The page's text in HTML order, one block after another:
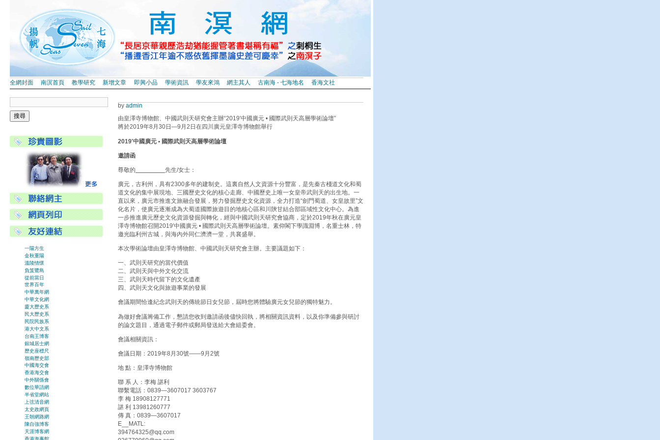
全網封面 南溟首頁 教學研究 新增文章 即興小品 學術資訊 學友來鴻 網主其人 古南海 - 七海地名 香海文社
by admin
由皇澤寺博物館、中國武則天研究會主辦“2019′中國廣元 • 國際武則天高層學術論壇”
將於2019年8月30日—9月2日在四川廣元皇澤寺博物館舉行
2019′中國廣元 • 國際武則天高層學術論壇
邀請函
尊敬的╴╴╴╴╴先生/女士：
廣元，古利州，具有2300多年的建制史。這裏自然人文資源十分豐富，是先秦古棧道文化和蜀
道文化的集中展現地、三國歷史文化的核心走廊、中國歷史上唯一女皇帝武則天的出生地。一
直以來，廣元市推進文旅融合發展，努力發掘歷史文化資源，全力打造“劍門蜀道、女皇故里”文
化名片，使廣元逐漸成為大蜀道國際旅遊目的地核心區和川陝甘結合部區域性文化中心。為進
一步推進廣元歷史文化資源發掘與轉化，經與中國武則天研究會協商，定於2019年秋在廣元皇
澤寺博物館召開2019′中國廣元 • 國際武則天高層學術論壇。素仰閣下學識淵博，名重士林，特
邀光臨利州古城，與海內外同仁濟濟一堂，共襄盛舉。
本次學術論壇由皇澤寺博物館、中國武則天研究會主辦。主要議題如下：
一、武則天研究的當代價值
二、武則天與中外文化交流
三、武則天時代留下的文化遺產
四、武則天文化與旅遊事業的發展
會議期間恰逢紀念武則天的傳統節日女兒節，屆時您將體驗廣元女兒節的獨特魅力。
為做好會議籌備工作，懇請您收到邀請函後儘快回執，將相關資訊資料，以及你準備參與研討
的論文題目，通過電子郵件或郵局發送給大會組委會。
會議相關資訊：
會議日期：2019年8月30號——9月2號
地 點：皇澤寺博物館
聯 系 人：李梅 諶利
聯繫電話：0839—3607017 3603767
李 梅 18908127771
諶 利 13981260777
傳 真：0839—3607017
E__MATL:
394764325@qq.com
一陽方生
金秋重陽
溫陵情懷
負笈鷺島
從前當日
世界百年
中華萬年網
中華文化網
廈大歷史系
民大歷史系
民院民族系
港大中文系
台南王博客
銀城居士網
歷史座標尺
嶺南歷史部
中國海交會
香港海交會
中外關係會
數位華語網
半省堂網站
上弦清音網
太史政網頁
王朝網路網
陳自強博客
天涯博客網
香港海事館